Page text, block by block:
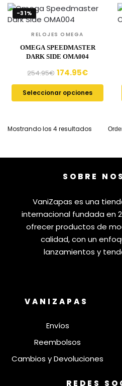
-31%
RELOJES OMEGA
OMEGA SPEEDMASTER
DARK SIDE OMA004
254.95€ 174.95€
Seleccionar opciones
Mostrando los 4 resultados
SOBRE
VaniZapas es una
internacional fundada en
ofrecer productos de
calidad, con un
lanzamientos y
VANIZAPAS
Envíos
Reembolsos
Cambios y Devoluciones
REDES